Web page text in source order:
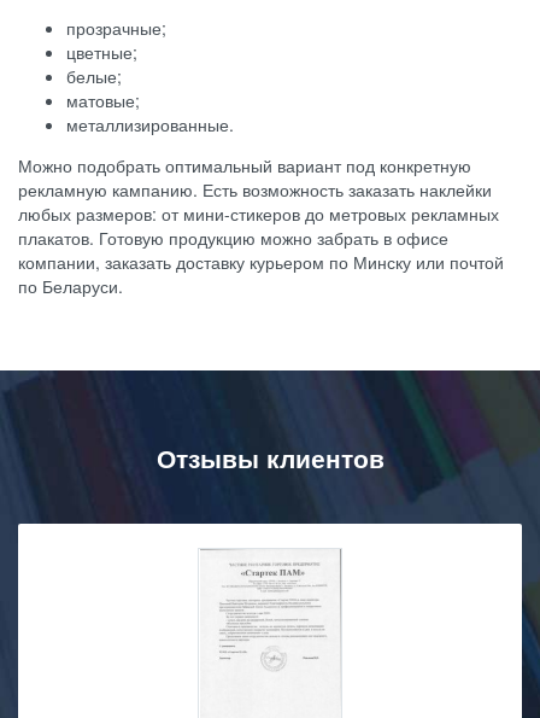
прозрачные;
цветные;
белые;
матовые;
металлизированные.
Можно подобрать оптимальный вариант под конкретную
рекламную кампанию. Есть возможность заказать наклейки
любых размеров: от мини-стикеров до метровых рекламных
плакатов. Готовую продукцию можно забрать в офисе
компании, заказать доставку курьером по Минску или почтой
по Беларуси.
Отзывы клиентов